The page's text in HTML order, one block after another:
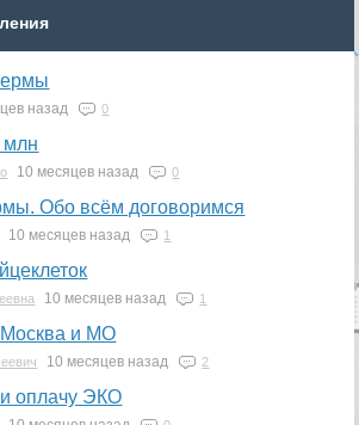
назад 0
млн
10 месяцев назад 0
Обо всём договоримся
10 месяцев назад 1
10 месяцев назад 1
и МО
10 месяцев назад 2
оплачу ЭКО